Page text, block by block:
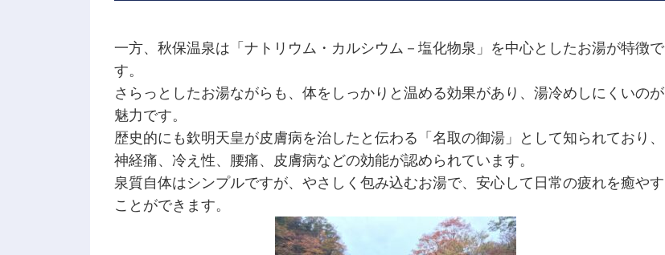
一方、秋保温泉は「ナトリウム・カルシウム－塩化物泉」を中心としたお湯が特徴で
す。
さらっとしたお湯ながらも、体をしっかりと温める効果があり、湯冷めしにくいのが
魅力です。
歴史的にも欽明天皇が皮膚病を治したと伝わる「名取の御湯」として知られており、
神経痛、冷え性、腰痛、皮膚病などの効能が認められています。
泉質自体はシンプルですが、やさしく包み込むお湯で、安心して日常の疲れを癒やす
ことができます。